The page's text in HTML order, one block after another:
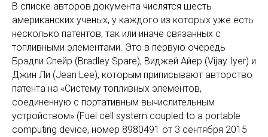
В списке авторов документа числятся шесть
американских ученых, у каждого из которых уже есть
несколько патентов, так или иначе связанных с
топливными элементами. Это в первую очередь
Брэдли Спейр (Bradley Spare), Виджей Айер (Vijay Iyer) и
Джин Ли (Jean Lee), которым приписывают авторство
патента на «Систему топливных элементов,
соединенную с портативным вычислительным
устройством» (Fuel cell system coupled to a portable
computing device, номер 8980491 от 3 сентября 2015